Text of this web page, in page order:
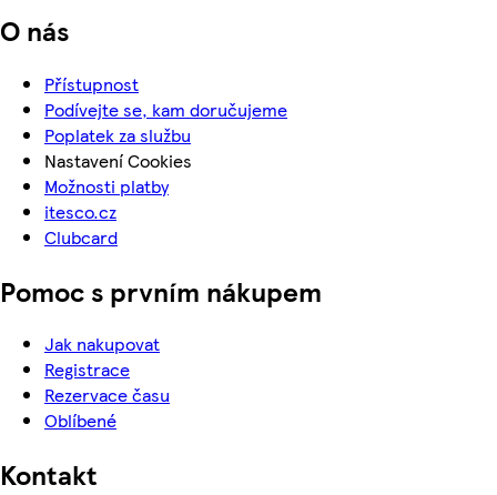
O nás
Přístupnost
Podívejte se, kam doručujeme
Poplatek za službu
Nastavení Cookies
Možnosti platby
itesco.cz
Clubcard
Pomoc s prvním nákupem
Jak nakupovat
Registrace
Rezervace času
Oblíbené
Kontakt